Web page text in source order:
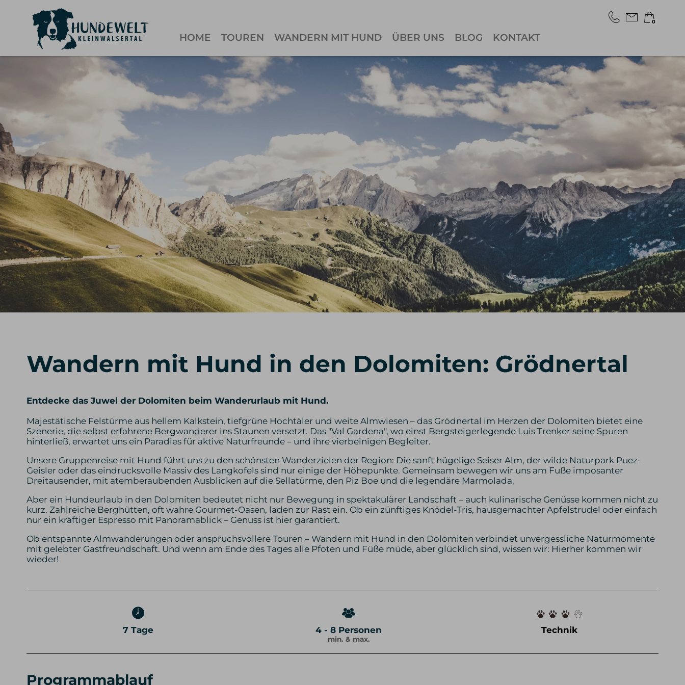
HOME TOUREN WANDERN MIT HUND ÜBER UNS BLOG KONTAKT
0
Warenkorb ist leer
Wandern mit Hund in den Dolomiten: Grödnertal
Entdecke das Juwel der Dolomiten beim Wanderurlaub mit Hund.
Majestätische Felstürme aus hellem Kalkstein, tiefgrüne Hochtäler und weite Almwiesen – das Grödnertal im Herzen der Dolomiten bietet eine
Szenerie, die selbst erfahrene Bergwanderer ins Staunen versetzt. Das "Val Gardena", wo einst Bergsteigerlegende Luis Trenker seine Spuren
hinterließ, erwartet uns ein Paradies für aktive Naturfreunde – und ihre vierbeinigen Begleiter.
Unsere Gruppenreise mit Hund führt uns zu den schönsten Wanderzielen der Region: Die sanft hügelige Seiser Alm, der wilde Naturpark Puez-
Geisler oder das eindrucksvolle Massiv des Langkofels sind nur einige der Höhepunkte. Gemeinsam bewegen wir uns am Fuße imposanter
Dreitausender, mit atemberaubenden Ausblicken auf die Sellatürme, den Piz Boe und die legendäre Marmolada.
Aber ein Hundeurlaub in den Dolomiten bedeutet nicht nur Bewegung in spektakulärer Landschaft – auch kulinarische Genüsse kommen nicht zu
kurz. Zahlreiche Berghütten, oft wahre Gourmet-Oasen, laden zur Rast ein. Ob ein zünftiges Knödel-Tris, hausgemachter Apfelstrudel oder einfach
nur ein kräftiger Espresso mit Panoramablick – Genuss ist hier garantiert.
Ob entspannte Almwanderungen oder anspruchsvollere Touren – Wandern mit Hund in den Dolomiten verbindet unvergessliche Naturmomente
mit gelebter Gastfreundschaft. Und wenn am Ende des Tages alle Pfoten und Füße müde, aber glücklich sind, wissen wir: Hierher kommen wir
wieder!
7 Tage 4 - 8 Personen
min. & max.
Technik
Programmablauf